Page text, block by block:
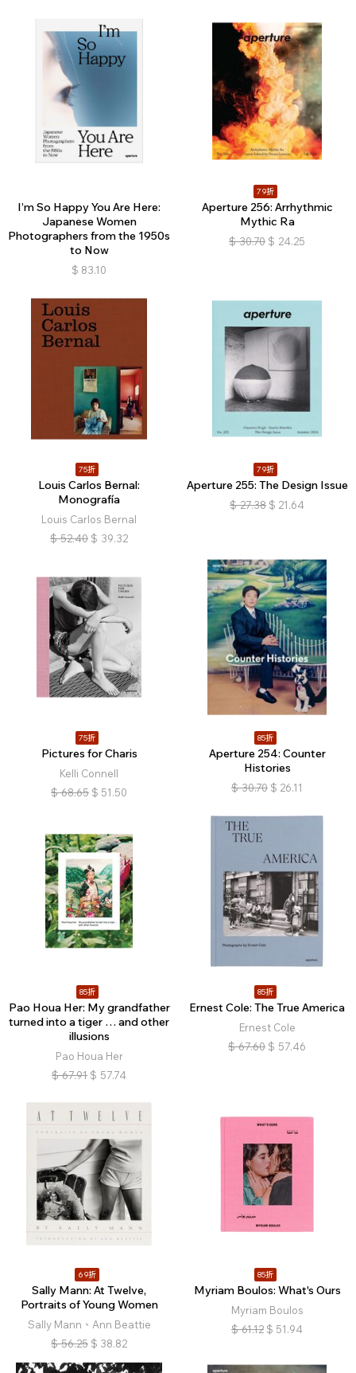
I’m So Happy You Are Here:
Japanese Women
Photographers from the 1950s
to Now
$ 83.10
79折
Aperture 256: Arrhythmic
Mythic Ra
$ 30.70 $ 24.25
75折
Louis Carlos Bernal:
Monografía
Louis Carlos Bernal
$ 52.40 $ 39.32
79折
Aperture 255: The Design Issue
$ 27.38 $ 21.64
75折
Pictures for Charis
Kelli Connell
$ 68.65 $ 51.50
85折
Aperture 254: Counter
Histories
$ 30.70 $ 26.11
85折
Pao Houa Her: My grandfather
turned into a tiger … and other
illusions
Pao Houa Her
$ 67.91 $ 57.74
85折
Ernest Cole: The True America
Ernest Cole
$ 67.60 $ 57.46
69折
Sally Mann: At Twelve,
Portraits of Young Women
Sally Mann、Ann Beattie
$ 56.25 $ 38.82
85折
Myriam Boulos: What's Ours
Myriam Boulos
$ 61.12 $ 51.94